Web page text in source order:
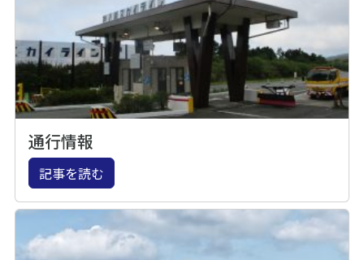
通行情報
記事を読む